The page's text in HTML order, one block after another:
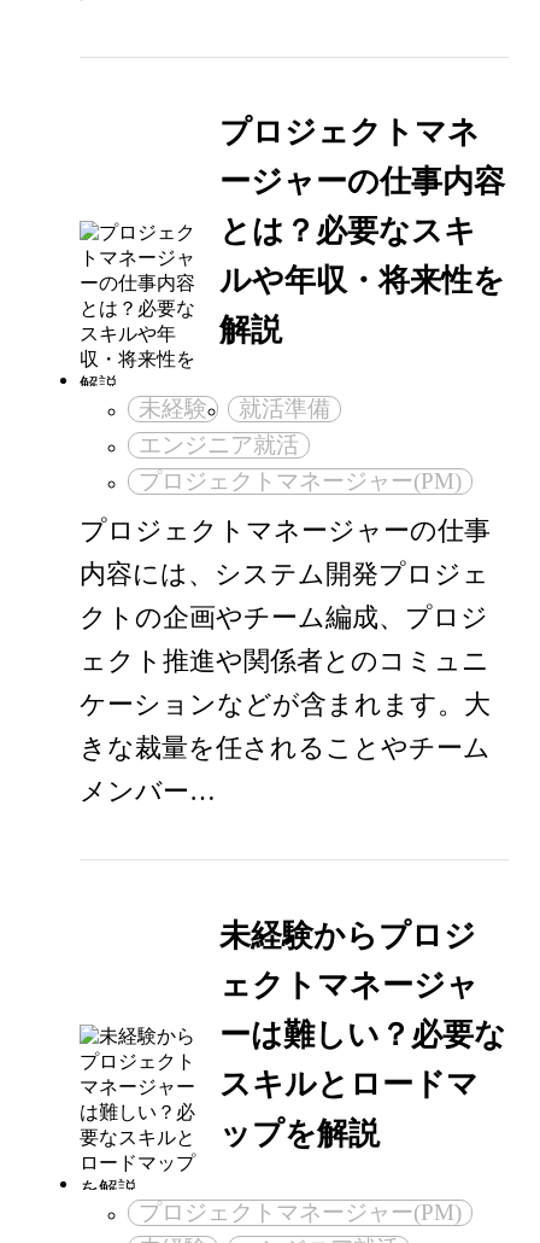
プロジェクトマネ
ージャーの仕事内容
とは？必要なスキ
ルや年収・将来性を
解説
未経験
就活準備
エンジニア就活
プロジェクトマネージャー(PM)
プロジェクトマネージャーの仕事
内容には、システム開発プロジェ
クトの企画やチーム編成、プロジ
ェクト推進や関係者とのコミュニ
ケーションなどが含まれます。大
きな裁量を任されることやチーム
メンバー…
未経験からプロジ
ェクトマネージャ
ーは難しい？必要な
スキルとロードマ
ップを解説
プロジェクトマネージャー(PM)